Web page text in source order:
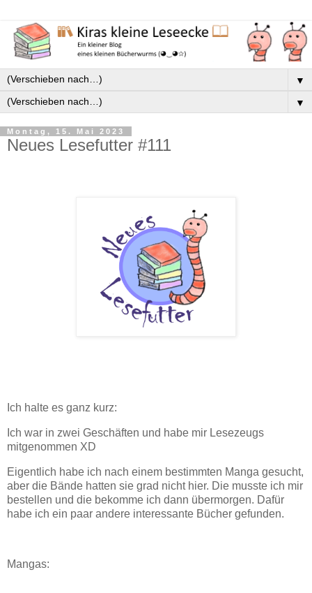
▼
▼
Montag, 15. Mai 2023
Neues Lesefutter #111
Ich halte es ganz kurz:
Ich war in zwei Geschäften und habe mir Lesezeugs
mitgenommen XD
Eigentlich habe ich nach einem bestimmten Manga gesucht,
aber die Bände hatten sie grad nicht hier. Die musste ich mir
bestellen und die bekomme ich dann übermorgen. Dafür
habe ich ein paar andere interessante Bücher gefunden.
Mangas: